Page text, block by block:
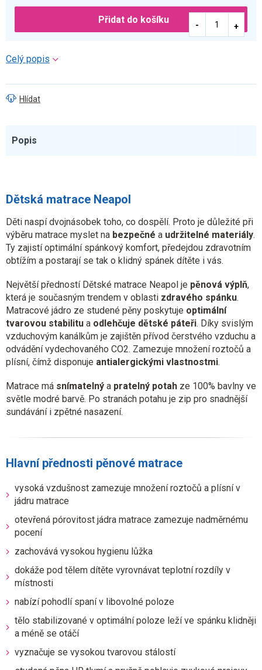
Přidat do košíku
Hlídat
Popis
Dětská matrace Neapol
Děti naspí dvojnásobek toho, co dospělí. Proto je důležité při
výběru matrace myslet na bezpečné a udržitelné materiály.
Ty zajistí optimální spánkový komfort, předejdou zdravotním
obtížím a postarají se tak o klidný spánek dítěte i vás.
Největší předností Dětské matrace Neapol je pěnová výplň,
která je současným trendem v oblasti zdravého spánku.
Matracové jádro ze studené pěny poskytuje optimální
tvarovou stabilitu a odlehčuje dětské páteři. Díky svislým
vzduchovým kanálkům je zajištěn přívod čerstvého vzduchu a
odvádění vydechovaného CO2. Zamezuje množení roztočů a
plísní, čímž disponuje antialergickými vlastnostmi.
Matrace má snímatelný a pratelný potah ze 100% bavlny ve
světle modré barvě. Po stranách potahu je zip pro snadnější
sundávání i zpětné nasazení.
Hlavní přednosti pěnové matrace
vysoká vzdušnost zamezuje množení roztočů a plísní v
jádru matrace
otevřená pórovitost jádra matrace zamezuje nadměrnému
pocení
zachovává vysokou hygienu lůžka
dokáže pod tělem dítěte vyrovnávat teplotní rozdíly v
místnosti
nabízí pohodlí spaní v libovolné poloze
tělo stabilizované v optimální poloze leží ve spánku klidněji
a méně se otáčí
vyznačuje se vysokou tvarovou stálostí